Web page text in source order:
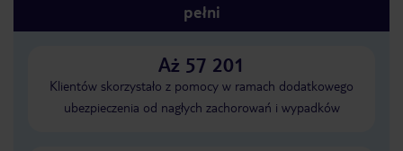
pełni
Aż 57 201
Klientów skorzystało z pomocy w ramach dodatkowego
ubezpieczenia od nagłych zachorowań i wypadków